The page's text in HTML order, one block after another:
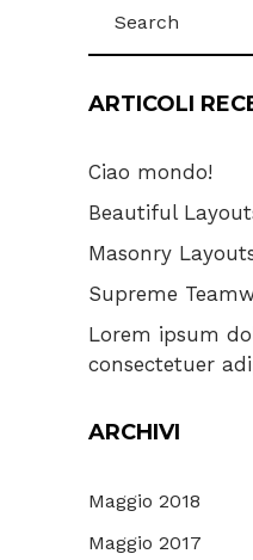
for:
ARTICOLI
Ciao mondo!
Beautiful
Masonry
Supreme
Lorem ipsum
consectetuer
ARCHIVI
Maggio 2018
Maggio 2017